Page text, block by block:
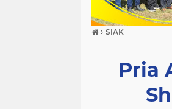
› SIAK
Pria